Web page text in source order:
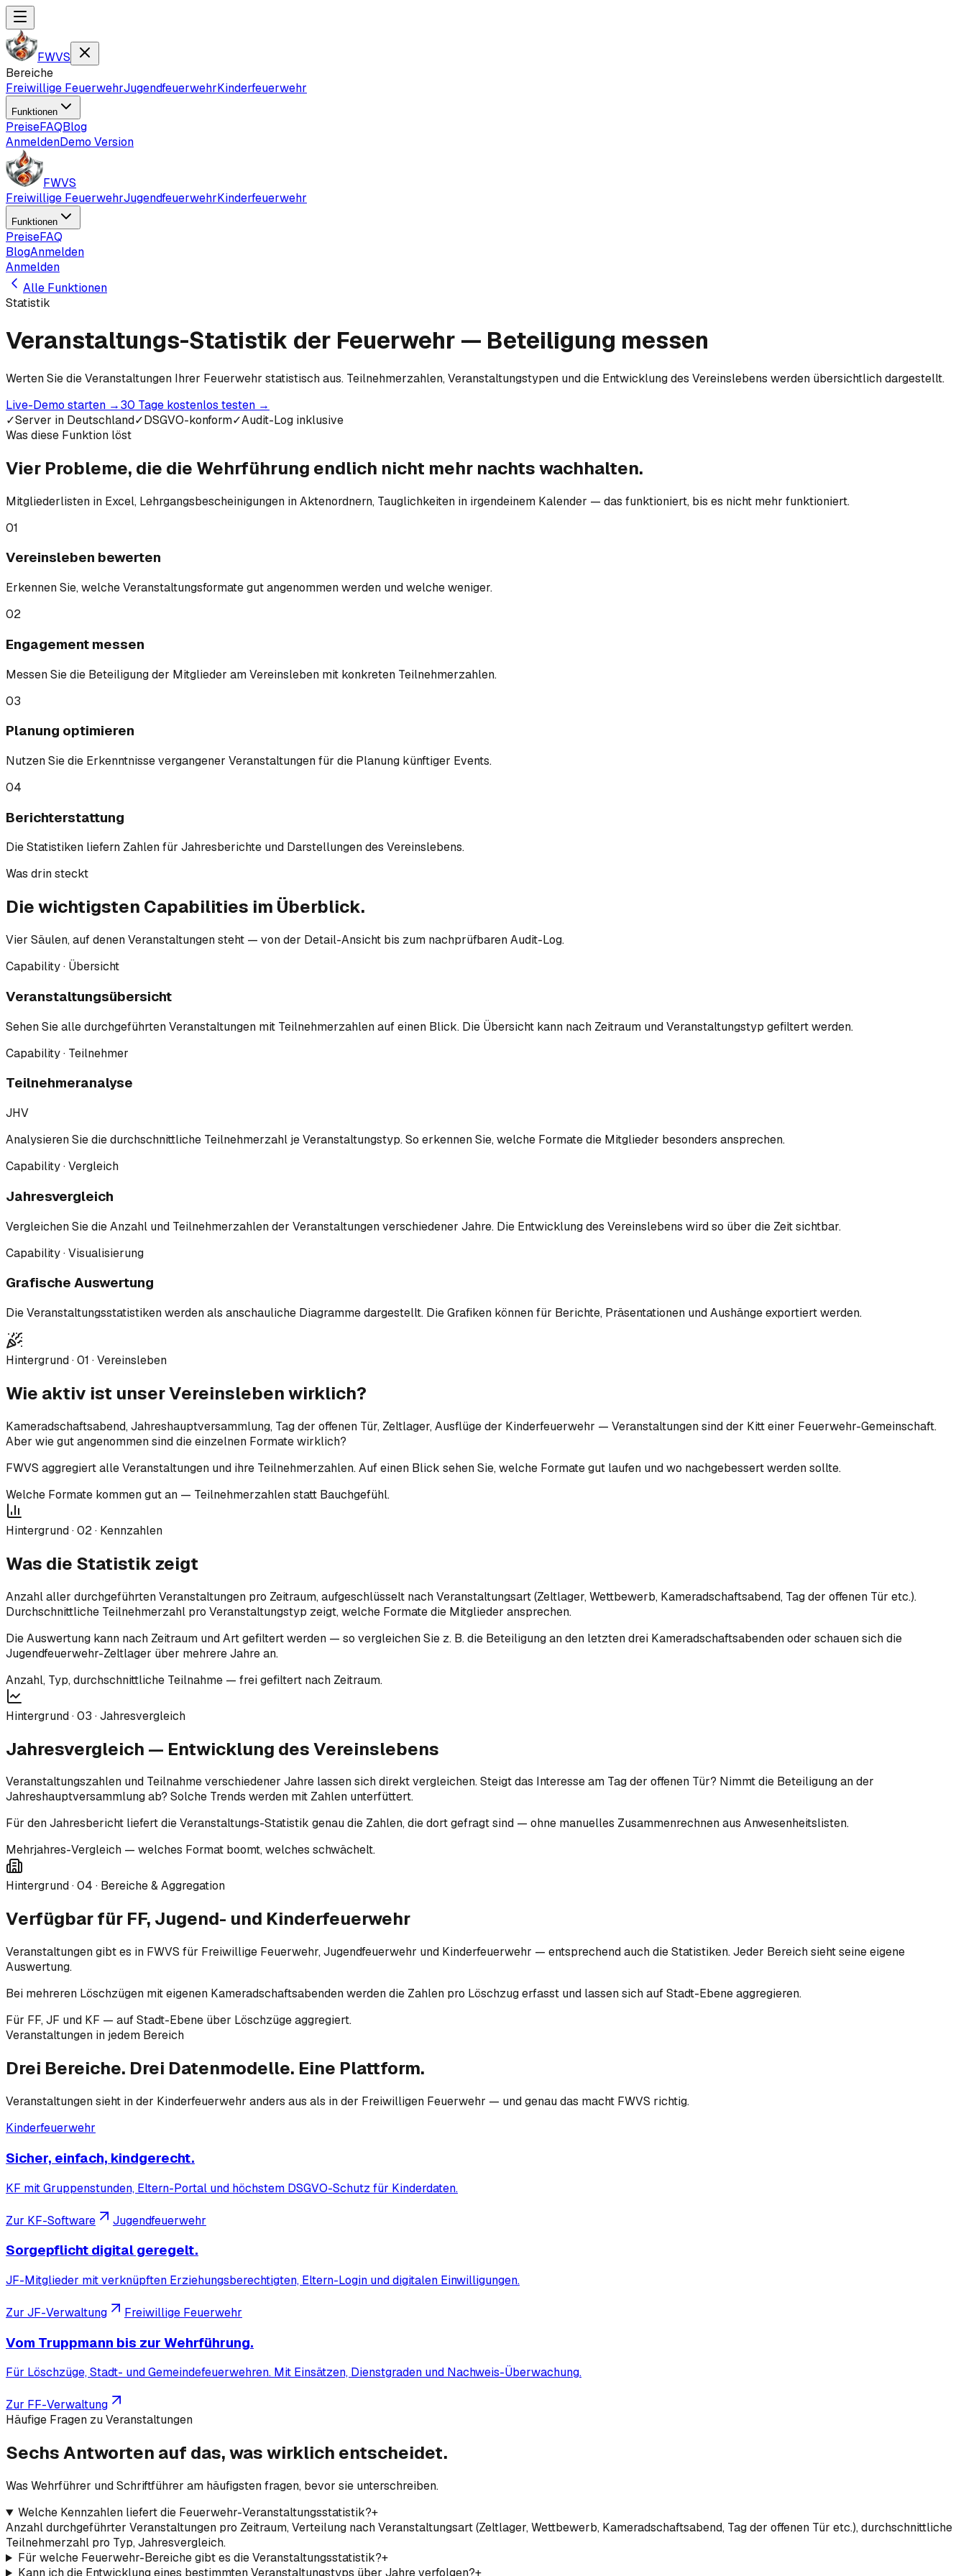
FWVS
Bereiche
Freiwillige FeuerwehrJugendfeuerwehrKinderfeuerwehr
Funktionen
PreiseFAQBlog
AnmeldenDemo Version
FWVS
Freiwillige FeuerwehrJugendfeuerwehrKinderfeuerwehr
Funktionen
PreiseFAQ
BlogAnmelden
Anmelden
Alle Funktionen
Statistik
Veranstaltungs-Statistik der Feuerwehr — Beteiligung messen
Werten Sie die Veranstaltungen Ihrer Feuerwehr statistisch aus. Teilnehmerzahlen, Veranstaltungstypen und die Entwicklung des Vereinslebens werden übersichtlich dargestellt.
Live-Demo starten →30 Tage kostenlos testen →
✓Server in Deutschland✓DSGVO-konform✓Audit-Log inklusive
Was diese Funktion löst
Vier Probleme, die die Wehrführung endlich nicht mehr nachts wachhalten.
Mitgliederlisten in Excel, Lehrgangsbescheinigungen in Aktenordnern, Tauglichkeiten in irgendeinem Kalender — das funktioniert, bis es nicht mehr funktioniert.
01
Vereinsleben bewerten
Erkennen Sie, welche Veranstaltungsformate gut angenommen werden und welche weniger.
02
Engagement messen
Messen Sie die Beteiligung der Mitglieder am Vereinsleben mit konkreten Teilnehmerzahlen.
03
Planung optimieren
Nutzen Sie die Erkenntnisse vergangener Veranstaltungen für die Planung künftiger Events.
04
Berichterstattung
Die Statistiken liefern Zahlen für Jahresberichte und Darstellungen des Vereinslebens.
Was drin steckt
Die wichtigsten Capabilities im Überblick.
Vier Säulen, auf denen Veranstaltungen steht — von der Detail-Ansicht bis zum nachprüfbaren Audit-Log.
Capability · Übersicht
Veranstaltungsübersicht
Sehen Sie alle durchgeführten Veranstaltungen mit Teilnehmerzahlen auf einen Blick. Die Übersicht kann nach Zeitraum und Veranstaltungstyp gefiltert werden.
Capability · Teilnehmer
Teilnehmeranalyse
JHV
Analysieren Sie die durchschnittliche Teilnehmerzahl je Veranstaltungstyp. So erkennen Sie, welche Formate die Mitglieder besonders ansprechen.
Capability · Vergleich
Jahresvergleich
Vergleichen Sie die Anzahl und Teilnehmerzahlen der Veranstaltungen verschiedener Jahre. Die Entwicklung des Vereinslebens wird so über die Zeit sichtbar.
Capability · Visualisierung
Grafische Auswertung
Die Veranstaltungsstatistiken werden als anschauliche Diagramme dargestellt. Die Grafiken können für Berichte, Präsentationen und Aushänge exportiert werden.
Hintergrund ·01 ·Vereinsleben
Wie aktiv ist unser Vereinsleben wirklich?
Kameradschaftsabend, Jahreshauptversammlung, Tag der offenen Tür, Zeltlager, Ausflüge der Kinderfeuerwehr — Veranstaltungen sind der Kitt einer Feuerwehr-Gemeinschaft.
Aber wie gut angenommen sind die einzelnen Formate wirklich?
FWVS aggregiert alle Veranstaltungen und ihre Teilnehmerzahlen. Auf einen Blick sehen Sie, welche Formate gut laufen und wo nachgebessert werden sollte.
Welche Formate kommen gut an — Teilnehmerzahlen statt Bauchgefühl.
Hintergrund ·02· Kennzahlen
Was die Statistik zeigt
Anzahl aller durchgeführten Veranstaltungen pro Zeitraum, aufgeschlüsselt nach Veranstaltungsart (Zeltlager, Wettbewerb, Kameradschaftsabend, Tag der offenen Tür etc.).
Durchschnittliche Teilnehmerzahl pro Veranstaltungstyp zeigt, welche Formate die Mitglieder ansprechen.
Die Auswertung kann nach Zeitraum und Art gefiltert werden — so vergleichen Sie z. B. die Beteiligung an den letzten drei Kameradschaftsabenden oder schauen sich die
Jugendfeuerwehr-Zeltlager über mehrere Jahre an.
Anzahl, Typ, durchschnittliche Teilnahme — frei gefiltert nach Zeitraum.
Hintergrund ·03 ·Jahresvergleich
Jahresvergleich — Entwicklung des Vereinslebens
Veranstaltungszahlen und Teilnahme verschiedener Jahre lassen sich direkt vergleichen. Steigt das Interesse am Tag der offenen Tür? Nimmt die Beteiligung an der
Jahreshauptversammlung ab? Solche Trends werden mit Zahlen unterfüttert.
Für den Jahresbericht liefert die Veranstaltungs-Statistik genau die Zahlen, die dort gefragt sind — ohne manuelles Zusammenrechnen aus Anwesenheitslisten.
Mehrjahres-Vergleich — welches Format boomt, welches schwächelt.
Hintergrund ·04 · Bereiche & Aggregation
Verfügbar für FF, Jugend- und Kinderfeuerwehr
Veranstaltungen gibt es in FWVS für Freiwillige Feuerwehr, Jugendfeuerwehr und Kinderfeuerwehr — entsprechend auch die Statistiken. Jeder Bereich sieht seine eigene
Auswertung.
Bei mehreren Löschzügen mit eigenen Kameradschaftsabenden werden die Zahlen pro Löschzug erfasst und lassen sich auf Stadt-Ebene aggregieren.
Für FF, JF und KF — auf Stadt-Ebene über Löschzüge aggregiert.
Veranstaltungen in jedem Bereich
Drei Bereiche. Drei Datenmodelle. Eine Plattform.
Veranstaltungen sieht in der Kinderfeuerwehr anders aus als in der Freiwilligen Feuerwehr — und genau das macht FWVS richtig.
Kinderfeuerwehr
Sicher, einfach, kindgerecht.
KF mit Gruppenstunden, Eltern-Portal und höchstem DSGVO-Schutz für Kinderdaten.
Zur KF-Software Jugendfeuerwehr
Sorgepflicht digital geregelt.
JF-Mitglieder mit verknüpften Erziehungsberechtigten, Eltern-Login und digitalen Einwilligungen.
Zur JF-Verwaltung Freiwillige Feuerwehr
Vom Truppmann bis zur Wehrführung.
Für Löschzüge, Stadt- und Gemeindefeuerwehren. Mit Einsätzen, Dienstgraden und Nachweis-Überwachung.
Zur FF-Verwaltung
Häufige Fragen zu Veranstaltungen
Sechs Antworten auf das, waswirklich entscheidet.
Was Wehrführer und Schriftführer am häufigsten fragen, bevor sie unterschreiben.
Welche Kennzahlen liefert die Feuerwehr-Veranstaltungsstatistik?+
Anzahl durchgeführter Veranstaltungen pro Zeitraum, Verteilung nach Veranstaltungsart (Zeltlager, Wettbewerb, Kameradschaftsabend, Tag der offenen Tür etc.), durchschnittliche
Teilnehmerzahl pro Typ, Jahresvergleich.
Für welche Feuerwehr-Bereiche gibt es die Veranstaltungsstatistik?+
Kann ich die Entwicklung eines bestimmten Veranstaltungstyps über Jahre verfolgen?+